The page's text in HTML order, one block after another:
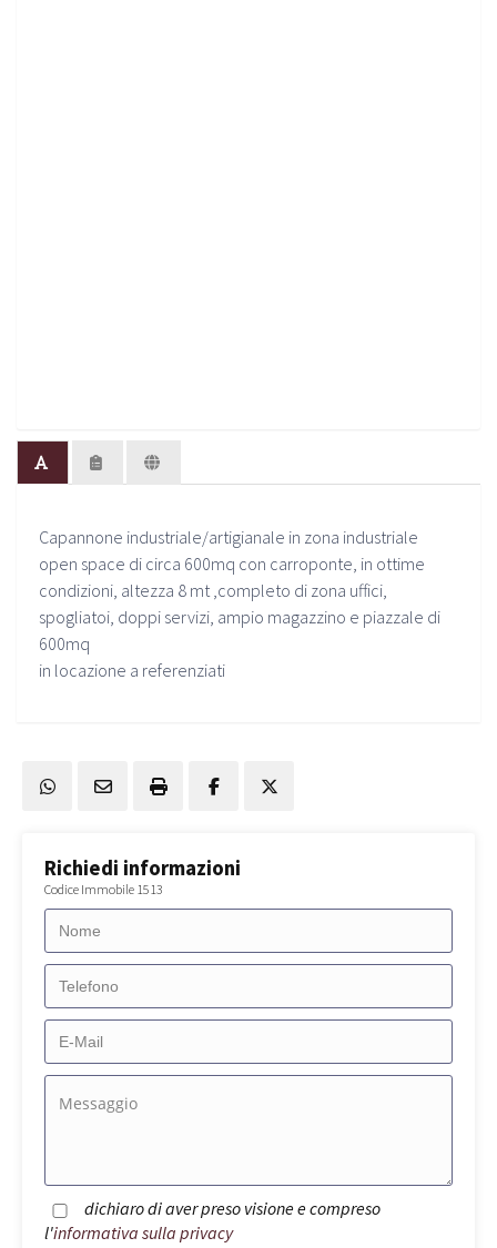
Capannone industriale/artigianale in zona industriale
open space di circa 600mq con carroponte, in ottime
condizioni, altezza 8 mt ,completo di zona uffici,
spogliatoi, doppi servizi, ampio magazzino e piazzale di
600mq
in locazione a referenziati
Richiedi informazioni
Codice Immobile 1513
dichiaro di aver preso visione e compreso
l'informativa sulla privacy